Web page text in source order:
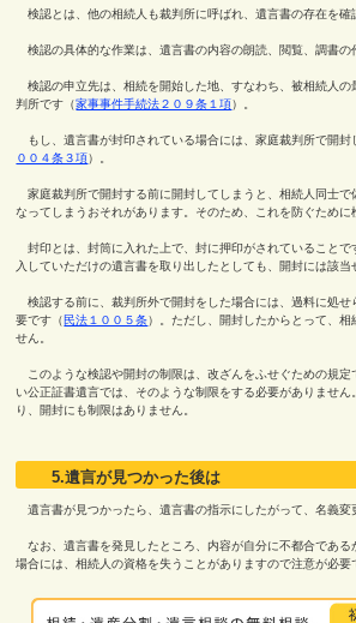
検認とは、他の相続人も裁判所に呼ばれ、遺言書の存在を確
検認の具体的な作業は、遺言書の内容の朗読、閲覧、調書の
検認の申立先は、相続を開始した地、すなわち、被相続人の
判所です（家事事件手続法２０９条１項）。
もし、遺言書が封印されている場合には、家庭裁判所で開封
００４条３項）。
家庭裁判所で開封する前に開封してしまうと、相続人同士で
なってしまうおそれがあります。そのため、これを防ぐために
封印とは、封筒に入れた上で、封に押印がされていることで
入していただけの遺言書を取り出したとしても、開封には該当
検認する前に、裁判所外で開封をした場合には、過料に処せ
要です（民法１００５条）。ただし、開封したからとって、
せん。
このような検認や開封の制限は、改ざんをふせぐための規定
い公正証書遺言では、そのような制限をする必要がありません
り、開封にも制限はありません。
5.遺言が見つかった後は
遺言書が見つかったら、遺言書の指示にしたがって、名義変
なお、遺言書を発見したところ、内容が自分に不都合である
場合には、相続人の資格を失うことがありますので注意が必要